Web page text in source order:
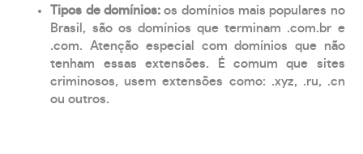
Tipos de domínios:os domínios mais populares no
Brasil, são os domínios que terminam .com.br e
.com. Atenção especial com domínios que não
tenham essas extensões. É comum que sites
criminosos, usem extensões como: .xyz, .ru, .cn
ou outros.